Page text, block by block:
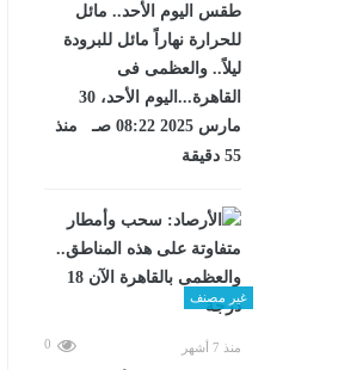
طقس اليوم الأحد.. مائل
للحرارة نهاراً مائل للبرودة
ليلاً.. والعظمى فى
القاهرة...اليوم الأحد، 30
مارس 2025 08:22 صـ منذ
55 دقيقة
غير مصنف
منذ 7 أشهر 0